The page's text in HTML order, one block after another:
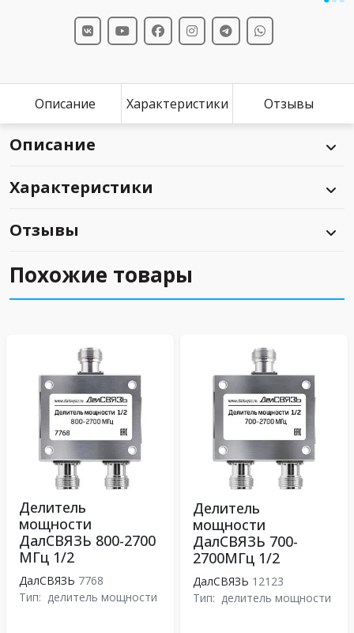
Описание Характеристики Отзывы
Описание
Характеристики
Отзывы
Похожие товары
Делитель
мощности
ДалСВЯЗЬ 800-2700
МГц 1/2
ДалСВЯЗЬ 7768
Тип: делитель мощности
Делитель
мощности
ДалСВЯЗЬ 700-
2700МГц 1/2
ДалСВЯЗЬ 12123
Тип: делитель мощности